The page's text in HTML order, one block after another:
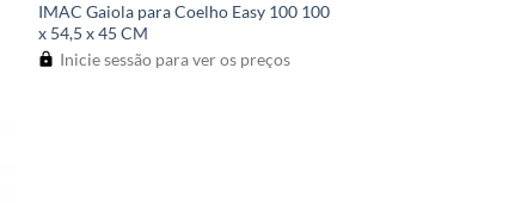
IMAC Gaiola para Coelho Easy 100 100
x 54,5 x 45 CM
Inicie sessão para ver os preços